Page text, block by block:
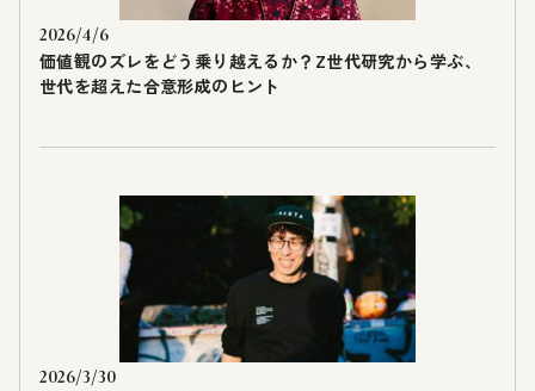
2026/4/6
価値観のズレをどう乗り越えるか？Z世代研究から学ぶ、
世代を超えた合意形成のヒント
2026/3/30